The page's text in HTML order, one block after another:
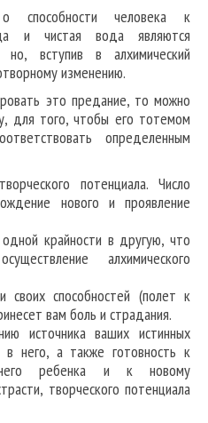
способности человека к
и чистая вода являются
но, вступив в алхимический
изменению.
это предание, то можно
для того, чтобы его тотемом
определенным
потенциала. Число
нового и проявление
крайности в другую, что
алхимического
своих способностей (полет к
вам боль и страдания.
источника ваших истинных
него, а также готовность к
ребенка и к новому
творческого потенциала